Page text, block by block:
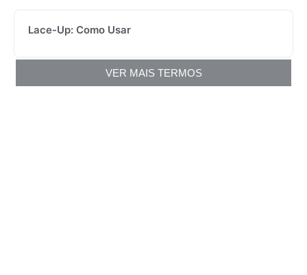
Lace-Up: Como Usar
VER MAIS TERMOS